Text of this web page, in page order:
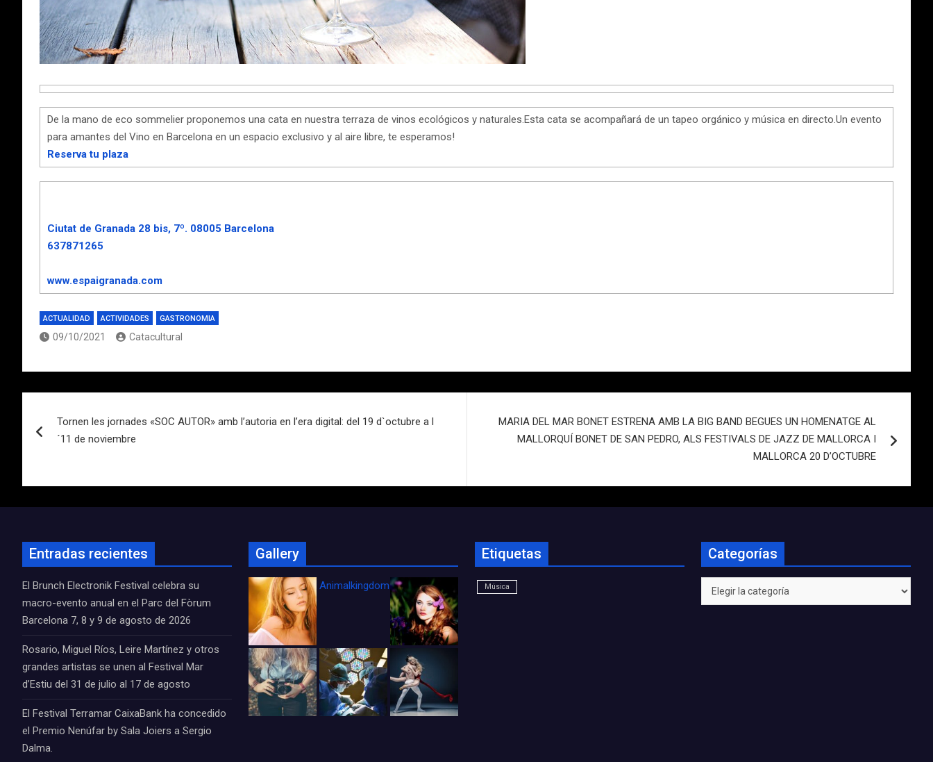
De la mano de eco sommelier proponemos una cata en nuestra terraza de vinos ecológicos y naturales.Esta cata se acompañará de un tapeo orgánico y música en directo.Un evento
para amantes del Vino en Barcelona en un espacio exclusivo y al aire libre, te esperamos!
Reserva tu plaza
Ciutat de Granada 28 bis, 7º. 08005 Barcelona
637871265
www.espaigranada.com
ACTUALIDAD ACTIVIDADES GASTRONOMIA
09/10/2021 Catacultural
de
Tornen les jornades «SOC AUTOR» amb l’autoria en l’era digital: del 19 d`octubre a l
´11 de noviembre
MARIA DEL MAR BONET ESTRENA AMB LA BIG BAND BEGUES UN HOMENATGE AL
MALLORQUÍ BONET DE SAN PEDRO, ALS FESTIVALS DE JAZZ DE MALLORCA I
MALLORCA 20 D’OCTUBRE
Entradas recientes
El Brunch Electronik Festival celebra su
macro-evento anual en el Parc del Fòrum
Barcelona 7, 8 y 9 de agosto de 2026
Rosario, Miguel Ríos, Leire Martínez y otros
grandes artistas se unen al Festival Mar
d’Estiu del 31 de julio al 17 de agosto
El Festival Terramar CaixaBank ha concedido
el Premio Nenúfar by Sala Joiers a Sergio
Dalma.
Gallery
Animalkingdom_FichaCine
Etiquetas
Música
Categorías
Categorías